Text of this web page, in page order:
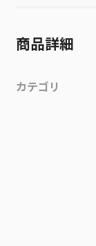
商品詳細
カテゴリ